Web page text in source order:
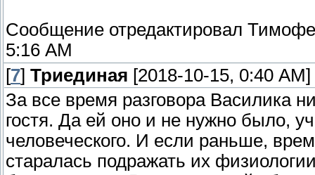
Сообщение отредактировал
5:16 AM
[7] Триединая [2018-10-15, 0:40 AM]
За все время разговора Василика
гостя. Да ей оно и не нужно было,
человеческого. И если раньше,
старалась подражать их